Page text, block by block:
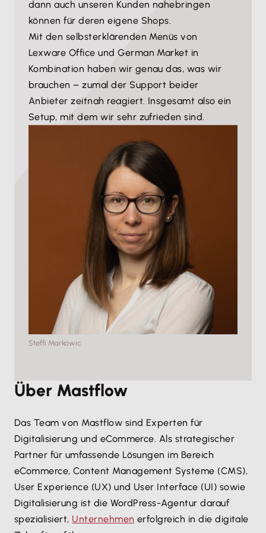
ein Shop größer wurde und dringend eine
Automatisierung brauchte.“
Office und German Market Sinn und wir freuen uns,
diese bewährte Lösung zu integrieren,die intuitiv
bedienbar ist und keine weiteren Fragen aufwirft.
„Was mir noch gefällt: Wir mussten dank der Partner-
Kombi keine Lösung individuell programmieren
lassen, sondern konnten einfach German Market mit
Lexware Office verbinden und waren sofort
rechtssicher komfortabel aufgestellt.“
Steffi Markowic
dann auch unseren Kunden nahebringen
können für deren eigene Shops.
Mit den selbsterklärenden Menüs von
Lexware Office und German Market in
Kombination haben wir genau das, was wir
brauchen – zumal der Support beider
Anbieter zeitnah reagiert. Insgesamt also ein
Setup, mit dem wir sehr zufrieden sind.
Über Mastflow
Das Team von Mastflow sind Experten für
Digitalisierung und eCommerce. Als strategischer
Partner für umfassende Lösungen im Bereich
eCommerce, Content Management Systeme (CMS),
User Experience (UX) und User Interface (UI) sowie
Digitalisierung ist die WordPress-Agentur darauf
spezialisiert, Unternehmen erfolgreich in die digitale